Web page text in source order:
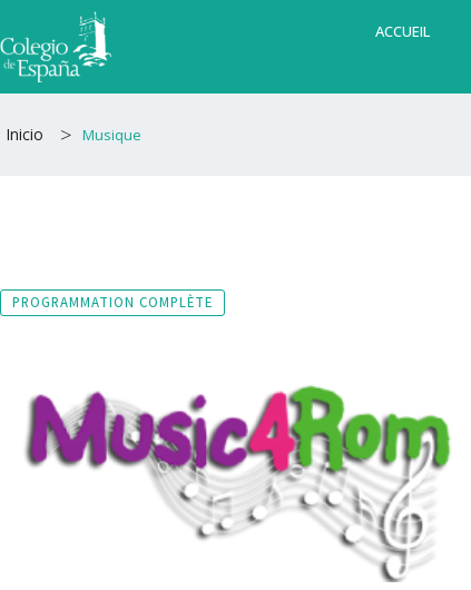
au
contenu
ACCUEIL
Inicio > Musique
PROGRAMMATION COMPLÈTE